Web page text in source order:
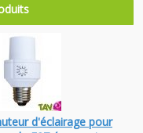
d'éclairage pour